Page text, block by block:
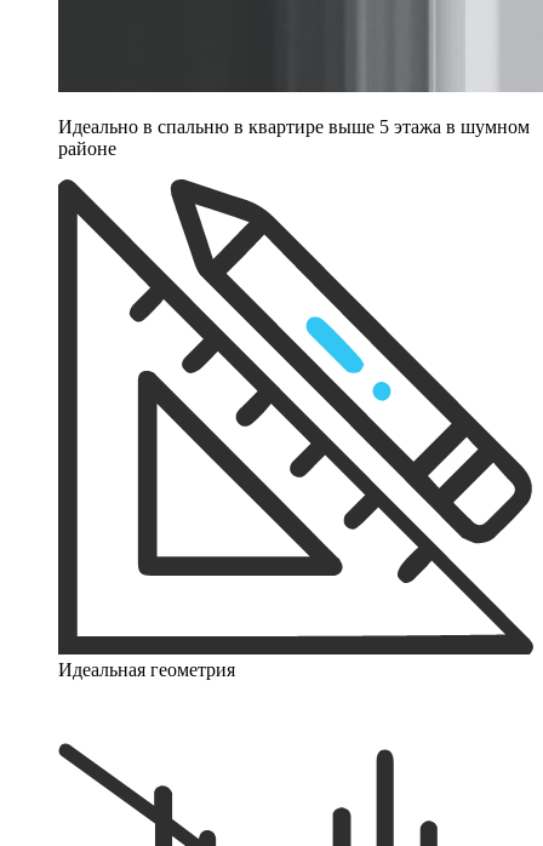
Идеально в спальню в квартире выше 5 этажа в шумном
районе
Идеальная геометрия